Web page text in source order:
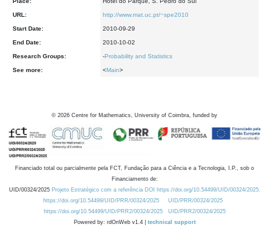
URL: http://www.mat.uc.pt/~spe2010
Start Date: 2010-09-29
End Date: 2010-10-02
Research Groups: -Probability and Statistics
See more: <Main>
© 2026 Centre for Mathematics, University of Coimbra, funded by
Financiado total ou parcialmente pela FCT, Fundação para a Ciência e a Tecnologia, I.P., sob o
Financiamento de:
UID/00324/2025 Projeto Estratégico com a referência DOI https://doi.org/10.54499/UID/00324/2025.
https://doi.org/10.54499/UID/PRR/00324/2025
UID/PRR/00324/2025
https://doi.org/10.54499/UID/PRR2/00324/2025
UID/PRR2/00324/2025
Powered by: rdOnWeb v1.4 | technical support